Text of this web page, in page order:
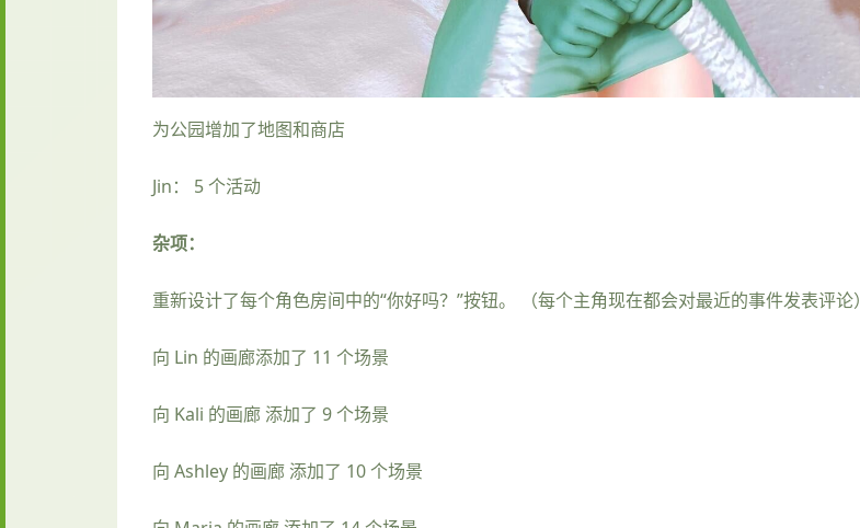
为公园增加了地图和商店
Jin： 5 个活动
杂项：
重新设计了每个角色房间中的“你好吗？”按钮。 （每个主角现在都会对最近的事件发表评论）
向 Lin 的画廊添加了 11 个场景
向 Kali 的画廊 添加了 9 个场景
向 Ashley 的画廊 添加了 10 个场景